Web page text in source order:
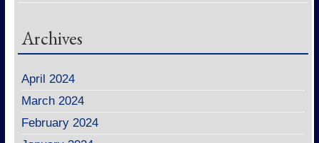
Archives
April 2024
March 2024
February 2024